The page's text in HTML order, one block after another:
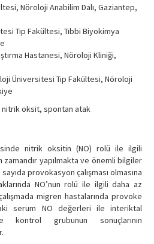
Nöroloji Anabilim Dalı, Gaziantep,
Tıp Fakültesi, Tıbbi Biyokimya
Hastanesi, Nöroloji Kliniği,
Üniversitesi Tıp Fakültesi, Nöroloji
nitrik oksit, spontan atak
nitrik oksitin (NO) rolü ile ilgili
zamandır yapılmakta ve önemli bilgiler
provokasyon çalışması olmasına
NO’nun rolü ile ilgili daha az
migren hastalarında provoke
serum NO değerleri ile interiktal
grubunun sonuçlarının